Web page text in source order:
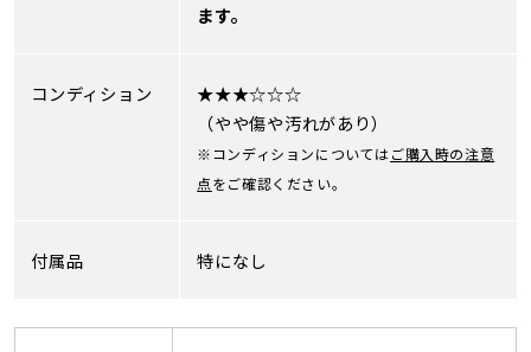
ます。
コンディション
★★★☆☆☆
（やや傷や汚れがあり）
※コンディションについてはご購入時の注意
点をご確認ください。
付属品 特になし